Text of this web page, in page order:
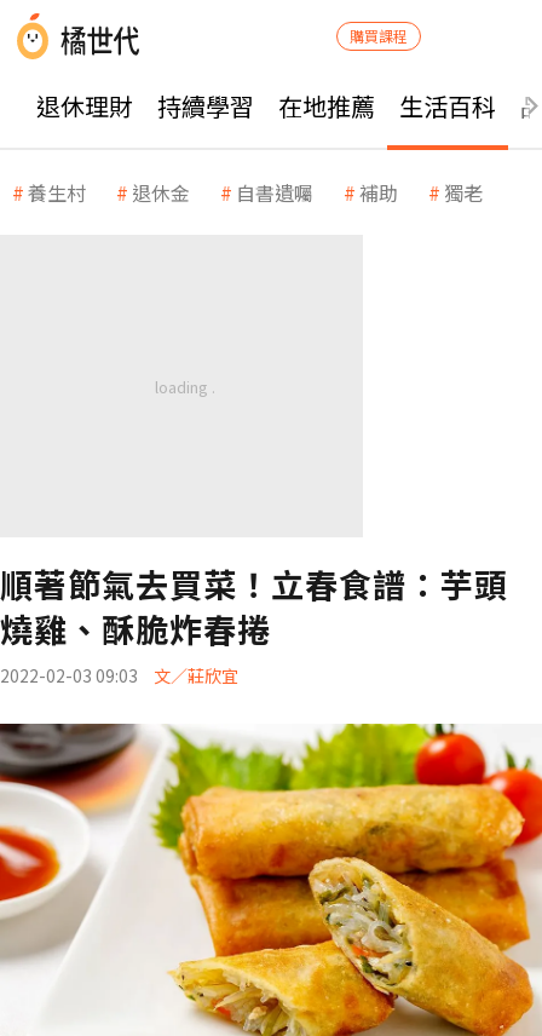
購買課程
退休理財 持續學習 在地推薦 生活百科
養生村 退休金 自書遺囑 補助 獨老
順著節氣去買菜！立春食譜：芋頭
燒雞、酥脆炸春捲
2022-02-03 09:03 文／莊欣宜